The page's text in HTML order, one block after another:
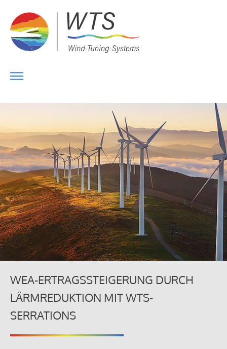
WEA-ERTRAGSSTEIGERUNG DURCH
LÄRMREDUKTION MIT WTS-
SERRATIONS